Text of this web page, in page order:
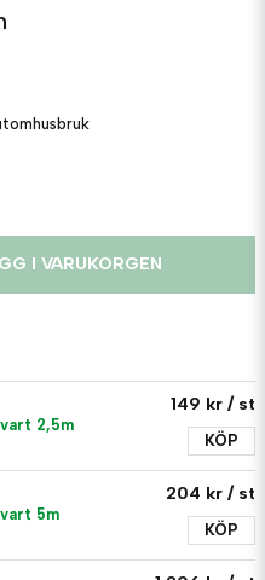
I VARUKORGEN
2,5m
149 kr / st
KÖP
5m
204 kr / st
KÖP